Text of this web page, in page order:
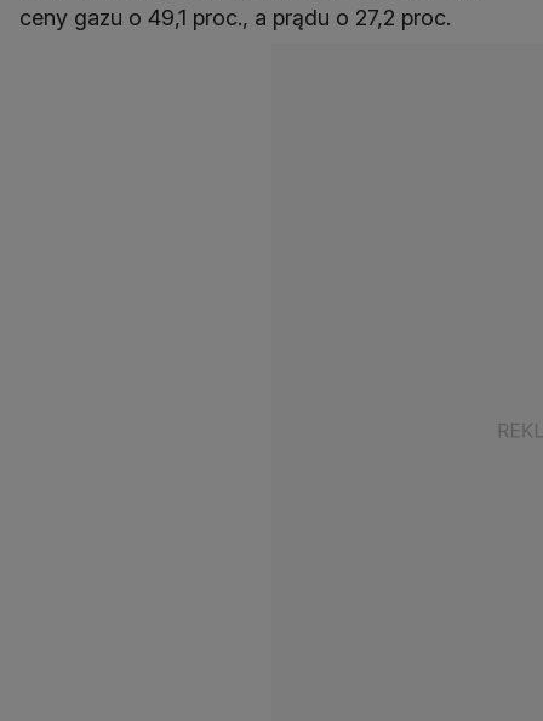
ceny gazu o 49,1 proc., a prądu o 27,2 proc.